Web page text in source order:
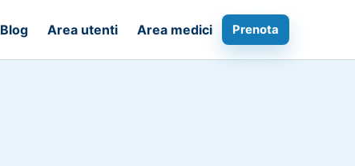
Blog Area utenti Area medici Prenota